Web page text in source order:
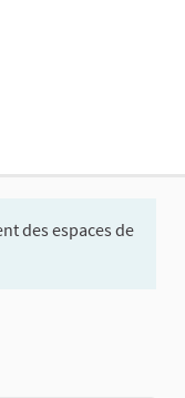
des espaces de